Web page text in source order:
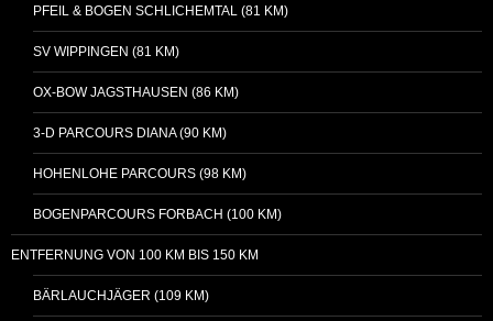
PFEIL & BOGEN SCHLICHEMTAL (81 KM)
SV WIPPINGEN (81 KM)
OX-BOW JAGSTHAUSEN (86 KM)
3-D PARCOURS DIANA (90 KM)
HOHENLOHE PARCOURS (98 KM)
BOGENPARCOURS FORBACH (100 KM)
ENTFERNUNG VON 100 KM BIS 150 KM
BÄRLAUCHJÄGER (109 KM)